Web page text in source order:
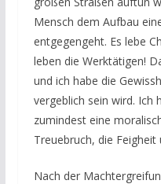
Mensch dem Aufbau
entgegengeht. Es lebe
leben die Werktätigen!
und ich habe die
vergeblich sein wird. Ich
zumindest eine
Treuebruch, die Feigheit
Nach der